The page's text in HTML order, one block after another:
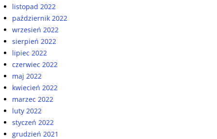
listopad 2022
październik 2022
wrzesień 2022
sierpień 2022
lipiec 2022
czerwiec 2022
maj 2022
kwiecień 2022
marzec 2022
luty 2022
styczeń 2022
grudzień 2021